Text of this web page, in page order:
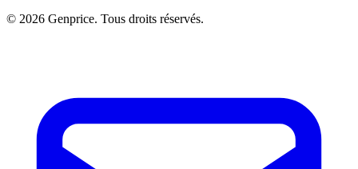
© 2026 Genprice. Tous droits réservés.